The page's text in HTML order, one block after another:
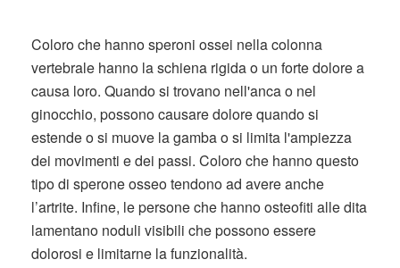
Coloro che hanno speroni ossei nella colonna
vertebrale hanno la schiena rigida o un forte dolore a
causa loro. Quando si trovano nell'anca o nel
ginocchio, possono causare dolore quando si
estende o si muove la gamba o si limita l'ampiezza
dei movimenti e dei passi. Coloro che hanno questo
tipo di sperone osseo tendono ad avere anche
l’artrite. Infine, le persone che hanno osteofiti alle dita
lamentano noduli visibili che possono essere
dolorosi e limitarne la funzionalità.